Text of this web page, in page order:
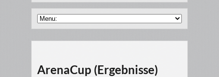
ArenaCup (Ergebnisse)